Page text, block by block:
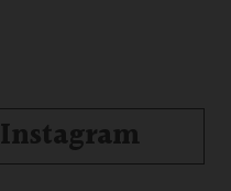
Instagram